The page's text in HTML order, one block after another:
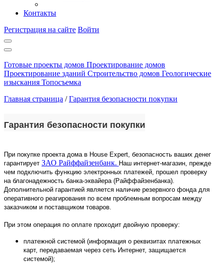
Контакты
Регистрация на сайте Войти
Готовые проекты домов Проектирование домов
Проектирование зданий Строительство домов Геологические
изыскания Топосъемка
Главная страница / Гарантия безопасности покупки
Гарантия безопасности покупки
При покупке проекта дома в House Expert, безопасность ваших денег
гарантирует ЗАО Райффайзенбанк. Наш интернет-магазин, прежде
чем подключить функцию электронных платежей, прошел проверку
на благонадежность банка-эквайера (Райффайзенбанка).
Дополнительной гарантией является наличие резервного фонда для
оперативного реагирования по всем проблемным вопросам между
заказчиком и поставщиком товаров.
При этом операция по оплате проходит двойную проверку:
платежной системой (информация о реквизитах платежных
карт, передаваемая через сеть Интернет, защищается
системой);